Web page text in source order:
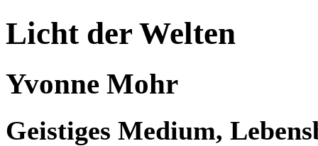
Licht der Welten
Yvonne Mohr
Geistiges Medium,